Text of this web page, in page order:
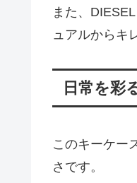
また、
ュアルからキ
日常を彩
このキーケー
さです。